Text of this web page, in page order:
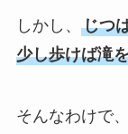
しかし、 じつ
少し歩けば滝
そんなわけで